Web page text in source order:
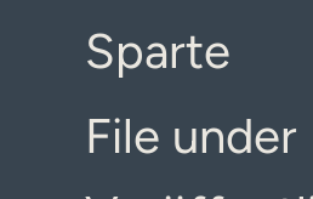
Sparte
File under